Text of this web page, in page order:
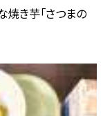
焼き芋「さつまの